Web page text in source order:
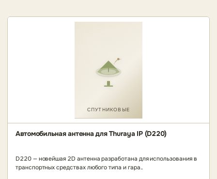
СПУТНИКОВЫЕ
Автомобильная антенна для Thuraya IP (D220)
D220 — новейшая 2D антенна разработана для использования в
транспортных средствах любого типа и гара..